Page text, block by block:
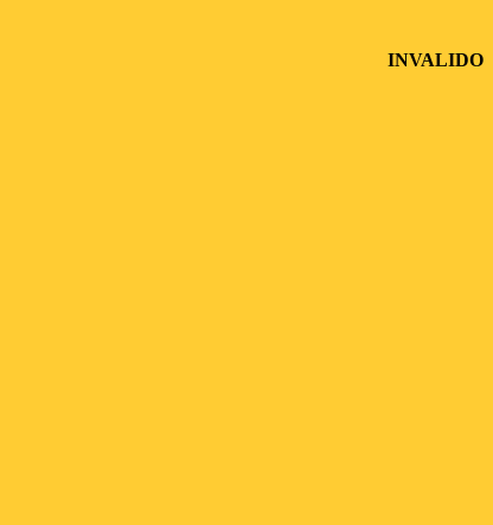
INVALIDO